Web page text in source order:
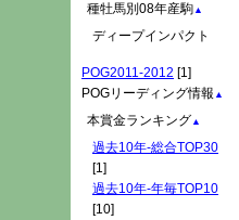
種牡馬別08年産駒 ▲
ディープインパクト
POG2011-2012 [1]
POGリーディング情報 ▲
本賞金ランキング ▲
過去10年-総合TOP30
[1]
過去10年-年毎TOP10
[10]